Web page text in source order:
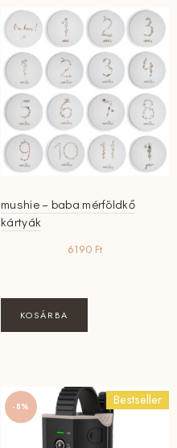
mushie – baba mérföldkő
kártyák
6190 Ft
KOSÁRBA
-8% Bestseller